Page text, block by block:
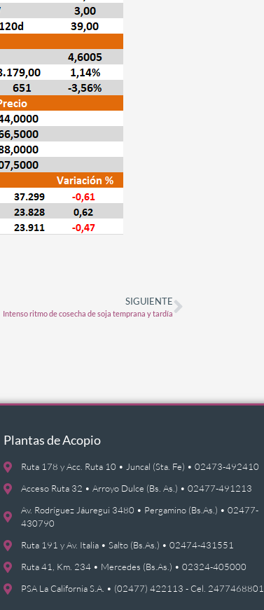
SIGUIENTE
Intenso ritmo de cosecha de soja temprana y tardía
Plantas de Acopio
Ruta 178 y Acc. Ruta 10 • Juncal (Sta. Fe) • 02473-492410
Acceso Ruta 32 • Arroyo Dulce (Bs. As.) • 02477-491213
Av. Rodríguez Jáuregui 3480 • Pergamino (Bs.As.) • 02477-
430790
Ruta 191 y Av. Italia • Salto (Bs.As.) • 02474-431551
Ruta 41, Km. 234 • Mercedes (Bs.As.) • 02324-405000
PSA La California S.A. • (02477) 422113 - Cel. 2477468801